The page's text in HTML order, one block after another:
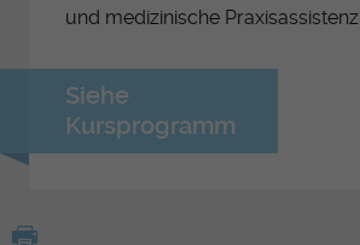
und medizinische Praxisassistenz
Siehe
Kursprogramm